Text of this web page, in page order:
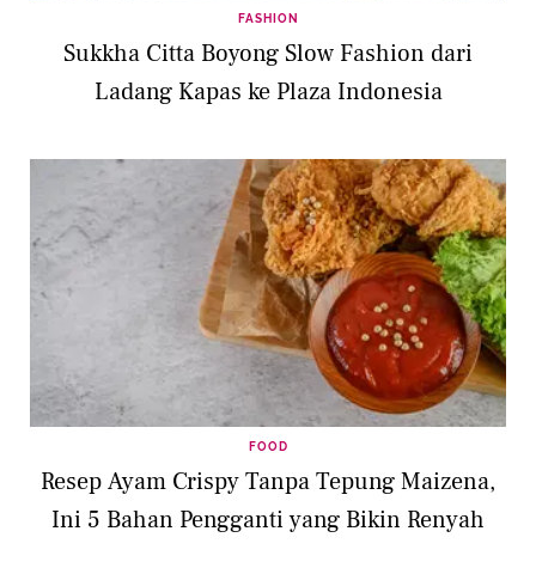
FASHION
Sukkha Citta Boyong Slow Fashion dari
Ladang Kapas ke Plaza Indonesia
FOOD
Resep Ayam Crispy Tanpa Tepung Maizena,
Ini 5 Bahan Pengganti yang Bikin Renyah